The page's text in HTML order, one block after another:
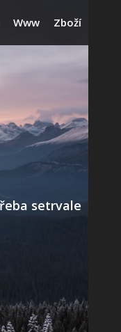
Www Zboží
setrvale